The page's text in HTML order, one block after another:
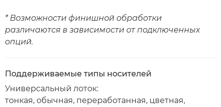
* Возможности финишной обработки
различаются в зависимости от подключенных
опций.
Поддерживаемые типы носителей
Универсальный лоток:
тонкая, обычная, переработанная, цветная,